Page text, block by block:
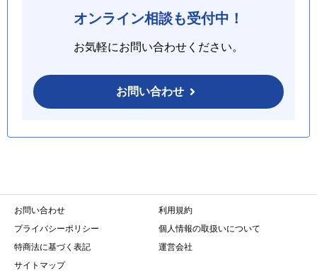
オンライン相談も受付中！
お気軽にお問い合わせください。
お問い合わせ
お問い合わせ
利用規約
プライバシーポリシー
個人情報の取扱いについて
特商法に基づく表記
運営会社
サイトマップ